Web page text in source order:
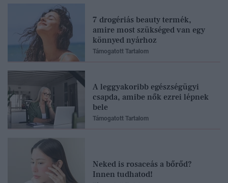
7 drogériás beauty termék,
amire most szükséged van egy
könnyed nyárhoz
Támogatott Tartalom
A leggyakoribb egészségügyi
csapda, amibe nők ezrei lépnek
bele
Támogatott Tartalom
Neked is rosaceás a bőrőd?
Innen tudhatod!